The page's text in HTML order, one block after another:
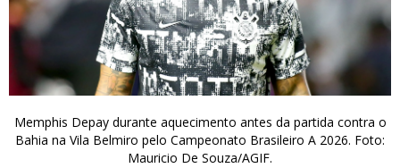
Memphis Depay durante aquecimento antes da partida contra o
Bahia na Vila Belmiro pelo Campeonato Brasileiro A 2026. Foto:
Mauricio De Souza/AGIF.